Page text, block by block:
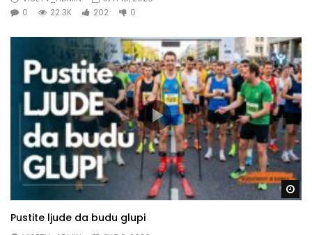
0
22.3K 202 0
Pustite ljude da budu glupi